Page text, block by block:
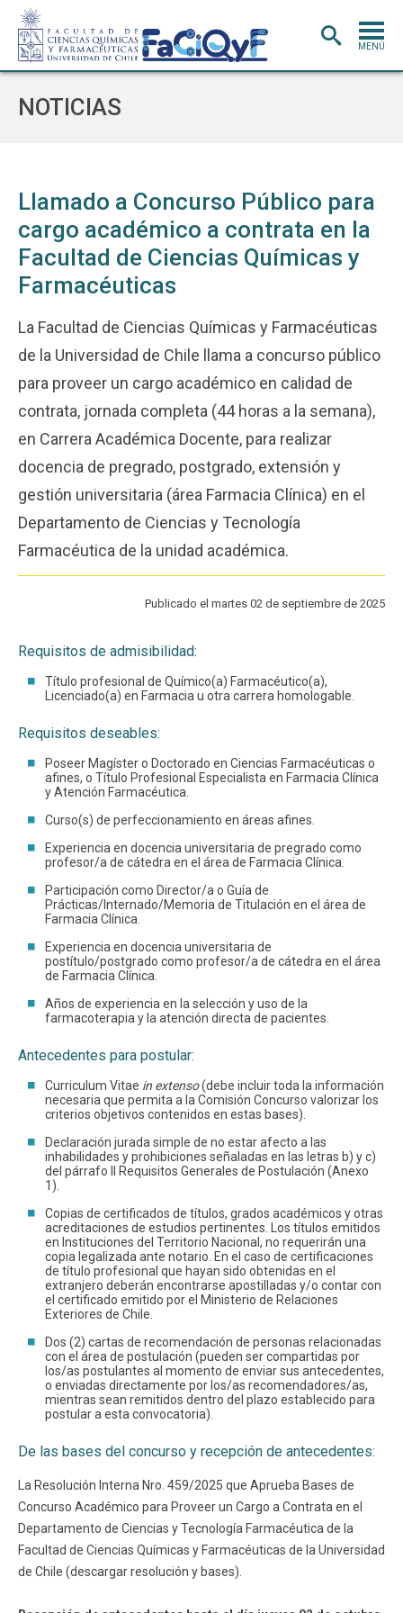
MENÚ
INVESTIGACIÓN E INNOVACIÓN
EXTENSIÓNY VINCULACIÓN
BIBLIOTECA
DEPARTAMENTOS
FACULTAD
Funcionarios Egresados
NOTICIAS
Llamado a Concurso Público para
cargo académico a contrata en la
Facultad de Ciencias Químicas y
Farmacéuticas
La Facultad de Ciencias Químicas y Farmacéuticas
de la Universidad de Chile llama a concurso público
para proveer un cargo académico en calidad de
contrata, jornada completa (44 horas a la semana),
en Carrera Académica Docente, para realizar
docencia de pregrado, postgrado, extensión y
gestión universitaria (área Farmacia Clínica) en el
Departamento de Ciencias y Tecnología
Farmacéutica de la unidad académica.
Publicado el martes 02 de septiembre de 2025
Requisitos de admisibilidad:
Título profesional de Químico(a) Farmacéutico(a),
Licenciado(a) en Farmacia u otra carrera homologable.
Requisitos deseables:
Poseer Magíster o Doctorado en Ciencias Farmacéuticas o
afines, o Título Profesional Especialista en Farmacia Clínica
y Atención Farmacéutica.
Curso(s) de perfeccionamiento en áreas afines.
Experiencia en docencia universitaria de pregrado como
profesor/a de cátedra en el área de Farmacia Clínica.
Participación como Director/a o Guía de
Prácticas/Internado/Memoria de Titulación en el área de
Farmacia Clínica.
Experiencia en docencia universitaria de
postítulo/postgrado como profesor/a de cátedra en el área
de Farmacia Clínica.
Años de experiencia en la selección y uso de la
farmacoterapia y la atención directa de pacientes.
Antecedentes para postular:
Curriculum Vitae in extenso(debe incluir toda la información
necesaria que permita a la Comisión Concurso valorizar los
criterios objetivos contenidos en estas bases).
Declaración jurada simple de no estar afecto a las
inhabilidades y prohibiciones señaladas en las letras b) y c)
del párrafo II Requisitos Generales de Postulación (Anexo
1).
Copias de certificados de títulos, grados académicos y otras
acreditaciones de estudios pertinentes. Los títulos emitidos
en Instituciones del Territorio Nacional, no requerirán una
copia legalizada ante notario. En el caso de certificaciones
de título profesional que hayan sido obtenidas en el
extranjero deberán encontrarse apostilladas y/o contar con
el certificado emitido por el Ministerio de Relaciones
Exteriores de Chile.
Dos (2) cartas de recomendación de personas relacionadas
con el área de postulación (pueden ser compartidas por
los/as postulantes al momento de enviar sus antecedentes,
o enviadas directamente por los/as recomendadores/as,
mientras sean remitidos dentro del plazo establecido para
postular a esta convocatoria).
De las bases del concurso y recepción de antecedentes:
La Resolución Interna Nro. 459/2025 que Aprueba Bases de
Concurso Académico para Proveer un Cargo a Contrata en el
Departamento de Ciencias y Tecnología Farmacéutica de la
Facultad de Ciencias Químicas y Farmacéuticas de la Universidad
de Chile (descargar resolución y bases).